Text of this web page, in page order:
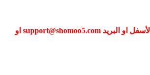
إذا كنت تواجه مشكلة في تسجيل الدخول الى عضويتك فضلا قم بطلب تغيير كلمة المرور عبر (نسيت كلمة المرور) أو التواصل معنا عبر أيقونة التواصل في الأسفل او البريد support@shomoo5.com او